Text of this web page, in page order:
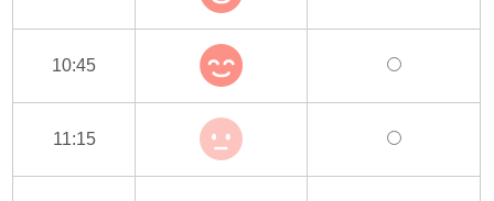
10:45
11:15